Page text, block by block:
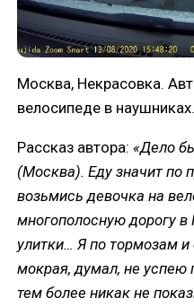
Москва, Некрасовка.
велосипеде в наушниках.
Рассказ автора: «Дело
(Москва). Еду значит по
возьмись девочка на
многополосную дорогу
улитки… Я по тормозам и
мокрая, думал, не успею
тем более никак не